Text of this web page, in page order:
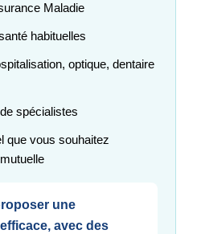
Maladie
habituelles
optique, dentaire
spécialistes
que vous souhaitez
une
avec des